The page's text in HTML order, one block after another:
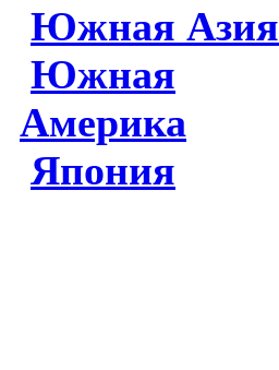
Южная Азия
Южная
Америка
Япония